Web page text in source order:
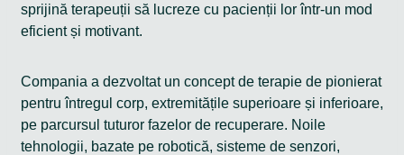
sprijină terapeuții să lucreze cu pacienții lor într-un mod
eficient și motivant.
Compania a dezvoltat un concept de terapie de pionierat
pentru întregul corp, extremitățile superioare și inferioare,
pe parcursul tuturor fazelor de recuperare. Noile
tehnologii, bazate pe robotică, sisteme de senzori,